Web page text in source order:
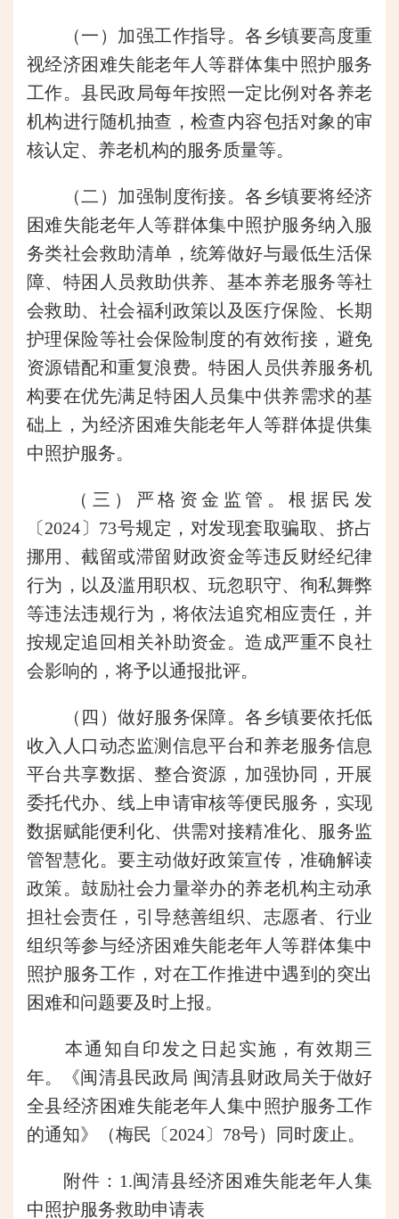
（一）加强工作指导。各乡镇要高度重
视经济困难失能老年人等群体集中照护服务
工作。县民政局每年按照一定比例对各养老
机构进行随机抽查，检查内容包括对象的审
核认定、养老机构的服务质量等。
（二）加强制度衔接。各乡镇要将经济
困难失能老年人等群体集中照护服务纳入服
务类社会救助清单，统筹做好与最低生活保
障、特困人员救助供养、基本养老服务等社
会救助、社会福利政策以及医疗保险、长期
护理保险等社会保险制度的有效衔接，避免
资源错配和重复浪费。特困人员供养服务机
构要在优先满足特困人员集中供养需求的基
础上，为经济困难失能老年人等群体提供集
中照护服务。
（三）严格资金监管。根据民发
〔2024〕73号规定，对发现套取骗取、挤占
挪用、截留或滞留财政资金等违反财经纪律
行为，以及滥用职权、玩忽职守、徇私舞弊
等违法违规行为，将依法追究相应责任，并
按规定追回相关补助资金。造成严重不良社
会影响的，将予以通报批评。
（四）做好服务保障。各乡镇要依托低
收入人口动态监测信息平台和养老服务信息
平台共享数据、整合资源，加强协同，开展
委托代办、线上申请审核等便民服务，实现
数据赋能便利化、供需对接精准化、服务监
管智慧化。要主动做好政策宣传，准确解读
政策。鼓励社会力量举办的养老机构主动承
担社会责任，引导慈善组织、志愿者、行业
组织等参与经济困难失能老年人等群体集中
照护服务工作，对在工作推进中遇到的突出
困难和问题要及时上报。
本通知自印发之日起实施，有效期三
年。《闽清县民政局 闽清县财政局关于做好
全县经济困难失能老年人集中照护服务工作
的通知》（梅民〔2024〕78号）同时废止。
附件：1.闽清县经济困难失能老年人集
中照护服务救助申请表